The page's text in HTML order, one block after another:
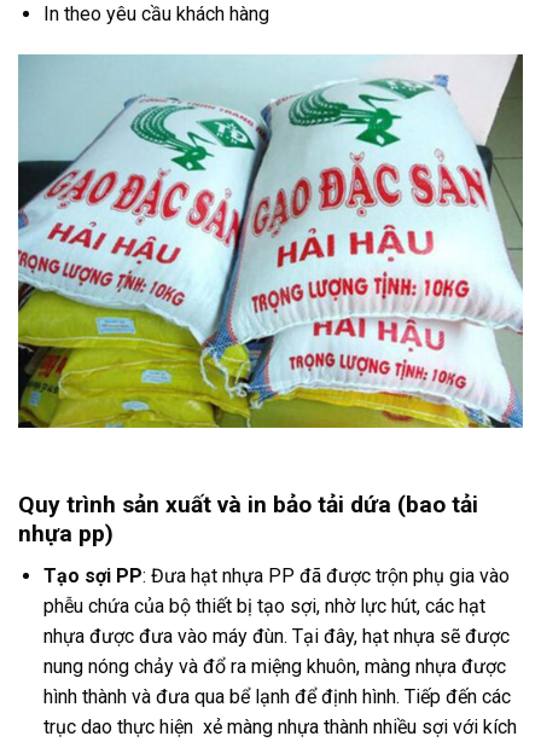
In theo yêu cầu khách hàng
Quy trình sản xuất và in bảo tải dứa (bao tải
nhựa pp)
Tạo sợi PP: Đưa hạt nhựa PP đã được trộn phụ gia vào
phễu chứa của bộ thiết bị tạo sợi, nhờ lực hút, các hạt
nhựa được đưa vào máy đùn. Tại đây, hạt nhựa sẽ được
nung nóng chảy và đổ ra miệng khuôn, màng nhựa được
hình thành và đưa qua bể lạnh để định hình. Tiếp đến các
trục dao thực hiện xẻ màng nhựa thành nhiều sợi với kích